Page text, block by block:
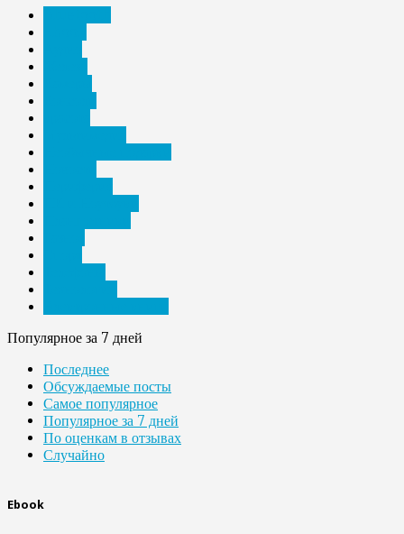
Популярное за 7 дней
Последнее
Обсуждаемые посты
Самое популярное
Популярное за 7 дней
По оценкам в отзывах
Случайно
Ebook